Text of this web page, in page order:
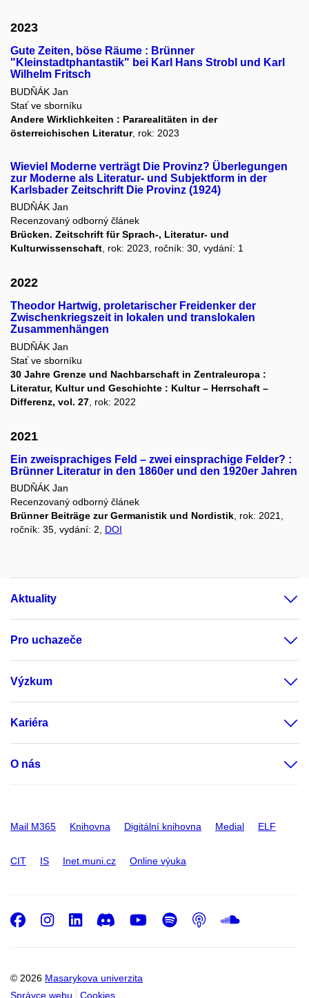
2023
Gute Zeiten, böse Räume : Brünner
"Kleinstadtphantastik" bei Karl Hans Strobl und Karl
Wilhelm Fritsch
BUDŇÁK Jan
Stať ve sborníku
Andere Wirklichkeiten : Pararealitäten in der
österreichischen Literatur, rok: 2023
Wieviel Moderne verträgt Die Provinz? Überlegungen
zur Moderne als Literatur- und Subjektform in der
Karlsbader Zeitschrift Die Provinz (1924)
BUDŇÁK Jan
Recenzovaný odborný článek
Brücken. Zeitschrift für Sprach-, Literatur- und
Kulturwissenschaft , rok: 2023, ročník: 30, vydání: 1
2022
Theodor Hartwig, proletarischer Freidenker der
Zwischenkriegszeit in lokalen und translokalen
Zusammenhängen
BUDŇÁK Jan
Stať ve sborníku
30 Jahre Grenze und Nachbarschaft in Zentraleuropa :
Literatur, Kultur und Geschichte : Kultur – Herrschaft –
Differenz, vol. 27 , rok: 2022
2021
Ein zweisprachiges Feld – zwei einsprachige Felder? :
Brünner Literatur in den 1860er und den 1920er Jahren
BUDŇÁK Jan
Recenzovaný odborný článek
Brünner Beiträge zur Germanistik und Nordistik, rok: 2021,
ročník: 35, vydání: 2, DOI
Aktuality
Pro uchazeče
Výzkum
Kariéra
O nás
Mail M365 Knihovna Digitální knihovna Medial ELF
CIT IS Inet.muni.cz Online výuka
© 2026 Masarykova univerzita
Správce webu
Cookies
Facebook
Instagram
LinkedIn
DiscordYoutube
Spotify
Podcast